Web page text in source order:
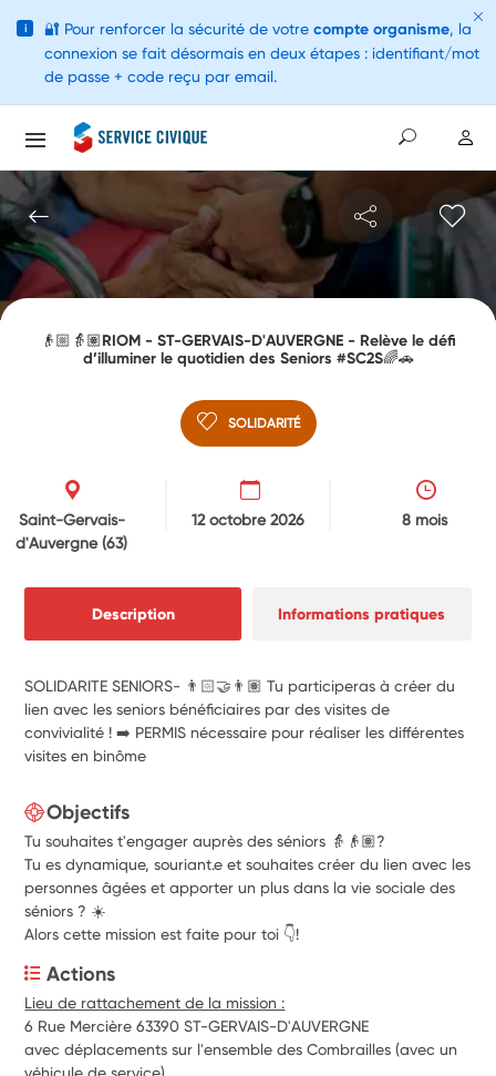
👴🏼👵🏽RIOM - ST-GERVAIS-D'AUVERGNE - Relève le défi
d’illuminer le quotidien des Seniors #SC2S🌈🚗
SOLIDARITÉ
Saint-Gervais-
d'Auvergne(63)
12 octobre 2026 8 mois
Description Informations pratiques
SOLIDARITE SENIORS- 👨🏻‍🤝‍👨🏽 Tu participeras à créer du
lien avec les seniors bénéficiaires par des visites de
convivialité ! ➡️ PERMIS nécessaire pour réaliser les différentes
visites en binôme
Objectifs
Tu souhaites t'engager auprès des séniors 👵👴🏽?
Tu es dynamique, souriant.e et souhaites créer du lien avec les
personnes âgées et apporter un plus dans la vie sociale des
séniors ? ☀️
Alors cette mission est faite pour toi 👇!
Actions
Lieu de rattachement de la mission :
6 Rue Mercière 63390 ST-GERVAIS-D'AUVERGNE
avec déplacements sur l'ensemble des Combrailles (avec un
véhicule de service).
i 🔐 Pour renforcer la sécurité de votre compte organisme, la
connexion se fait désormais en deux étapes : identifiant/mot
de passe + code reçu par email.